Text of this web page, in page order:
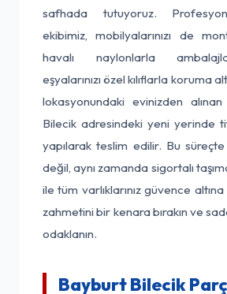
safhada tutuyoruz.
ekibimiz, mobilyalarınızı de
havalı naylonlarla
eşyalarınızı özel kılıflarla koruma
lokasyonundaki evinizden
Bilecik adresindeki yeni yerinde
yapılarak teslim edilir. Bu
değil, aynı zamanda sigortalı
ile tüm varlıklarınız güvence altına
zahmetini bir kenara bırakın ve
odaklanın.
Bayburt Bilecik